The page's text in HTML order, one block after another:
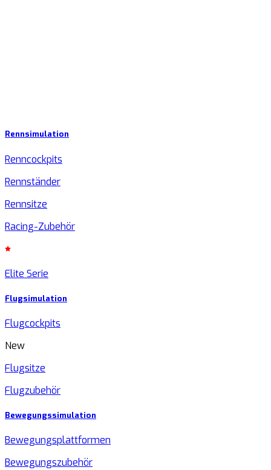
Rennsimulation
Renncockpits
Rennständer
Rennsitze
Racing-Zubehör
Elite Serie
Flugsimulation
Flugcockpits
New
Flugsitze
Flugzubehör
Bewegungssimulation
Bewegungsplattformen
Bewegungszubehör